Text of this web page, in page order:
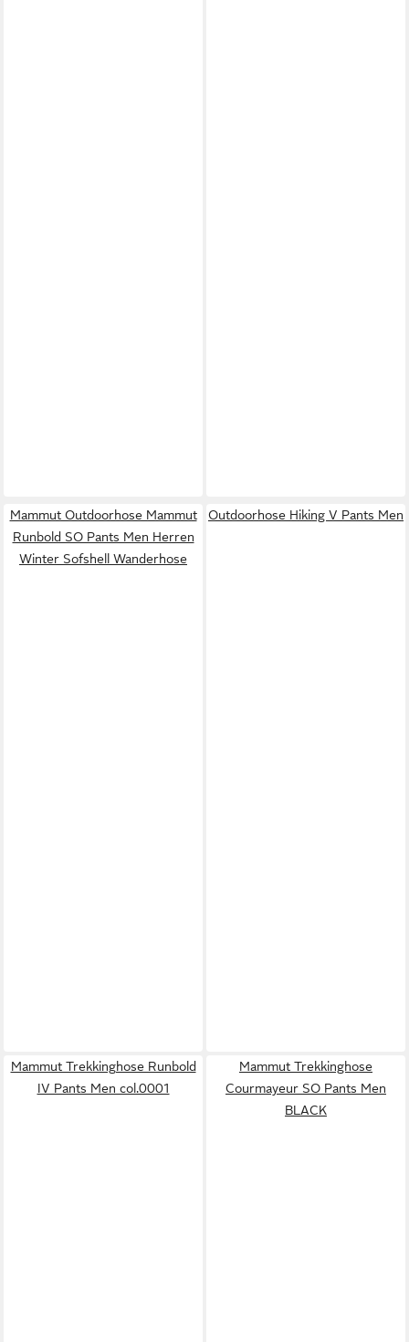
Mammut Outdoorhose Mammut
Runbold SO Pants Men Herren
Winter Sofshell Wanderhose
Outdoorhose Hiking V Pants Men
Mammut Trekkinghose Runbold
IV Pants Men col.0001
Mammut Trekkinghose
Courmayeur SO Pants Men
BLACK